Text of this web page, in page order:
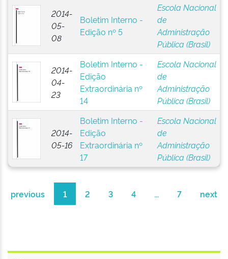
2014-
05-
08
Boletim Interno -
Edição nº 5
Escola Nacional
de
Administração
Pública (Brasil)
2014-
04-
23
Boletim Interno -
Edição
Extraordinária nº
14
Escola Nacional
de
Administração
Pública (Brasil)
2014-
05-16
Boletim Interno -
Edição
Extraordinária nº
17
Escola Nacional
de
Administração
Pública (Brasil)
previous 1 2 3 4 ... 7 next